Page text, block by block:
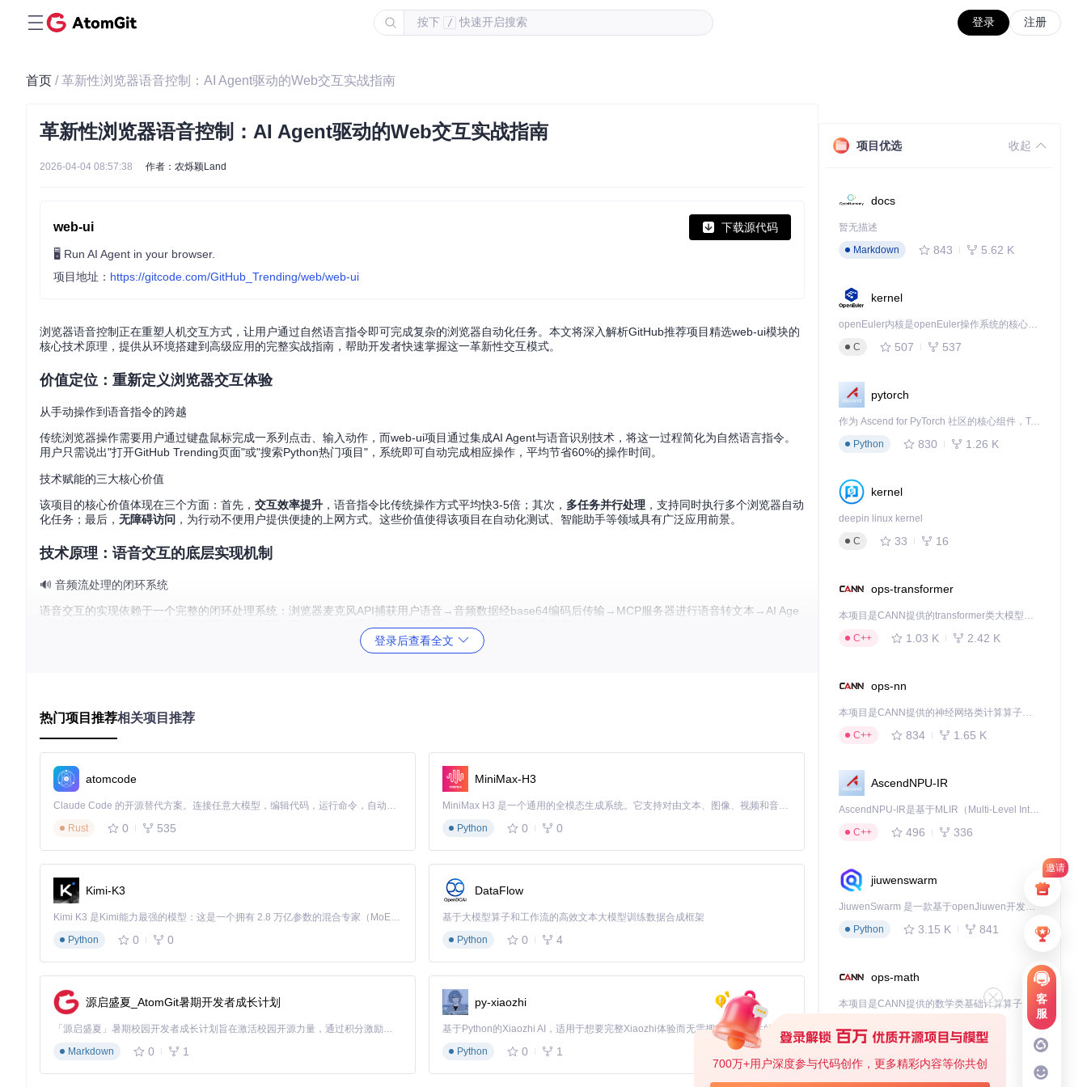
按下 / 快速开启搜索 登录 注册
邀请
客
服
700万+用户深度参与代码创作，更多精彩内容等你共创
首页 / 革新性浏览器语音控制：AI Agent驱动的Web交互实战指南
革新性浏览器语音控制：AI Agent驱动的Web交互实战指南
2026-04-04 08:57:38 作者：农烁颖Land
web-ui 下载源代码
🖥️ Run AI Agent in your browser.
项目地址： https://gitcode.com/GitHub_Trending/web/web-ui
浏览器语音控制正在重塑人机交互方式，让用户通过自然语言指令即可完成复杂的浏览器自动化任务。本文将深入解析GitHub推荐项目精选web-ui模块的
核心技术原理，提供从环境搭建到高级应用的完整实战指南，帮助开发者快速掌握这一革新性交互模式。
价值定位：重新定义浏览器交互体验
从手动操作到语音指令的跨越
传统浏览器操作需要用户通过键盘鼠标完成一系列点击、输入动作，而web-ui项目通过集成AI Agent与语音识别技术，将这一过程简化为自然语言指令。
用户只需说出"打开GitHub Trending页面"或"搜索Python热门项目"，系统即可自动完成相应操作，平均节省60%的操作时间。
技术赋能的三大核心价值
该项目的核心价值体现在三个方面：首先， 交互效率提升 ，语音指令比传统操作方式平均快3-5倍；其次， 多任务并行处理 ，支持同时执行多个浏览器自动
化任务；最后， 无障碍访问 ，为行动不便用户提供便捷的上网方式。这些价值使得该项目在自动化测试、智能助手等领域具有广泛应用前景。
技术原理：语音交互的底层实现机制
🔊 音频流处理的闭环系统
语音交互的实现依赖于一个完整的闭环处理系统：浏览器麦克风API捕获用户语音→音频数据经base64编码后传输→MCP服务器进行语音转文本→AI Age
nt解析指令并生成操作序列→浏览器执行并返回结果。这一过程通过异步编程实现，确保实时性和响应速度。
WebUI管理器：位于[src/webui/webui_manager.py]，协调前端界面与后端逻辑
MCP客户端
以下是BrowserUseAgent的核心异步执行逻辑：
@time_execution_async("--run (agent)"
, on_step_end=
# 信号处理确保安全退出
    signal_handler = SignalHandler(loop=asyncio.get_event_loop(),
                                  pause_callback=
                                  resume_callback=
    signal_handler.register()
while self.state.running and self.step_count < max_steps:
# 状态检查与钩子函数调用
# 执行单步任务
await self._execute_step()
登录后查看全文
热门项目推荐相关项目推荐
atomcode
Claude Code 的开源替代方案。连接任意大模型，编辑代码，运行命令，自动验证 — 全自动执行。用 Rust 构建，极致性能。 ｜ An open-source alternative to Claude Code. Connect any LLM, edit code, run commands, and verify changes — autonomously. Built in Rust for speed. Get Started
Rust
0 535
MiniMax-H3
MiniMax H3 是一个通用的全模态生成系统。它支持对由文本、图像、视频和音频组成的多模态上下文进行统一理解，并能生成分辨率高达 2K、时长可达 15 秒的带原生立体声音频的视频。得益于面向任务泛化的系统设计，H3 在预训练阶段就已具备广泛的多模态上下文理解与生成能力，能够出色地执行复杂的多模态指令。
Python
0 0
Kimi-K3
Kimi K3 是Kimi能力最强的模型：这是一个拥有 2.8 万亿参数的混合专家（MoE）模型，具备原生视觉理解能力，并支持 100 万 token 的上下文窗口。
Python
0 0
DataFlow
基于大模型算子和工作流的高效文本大模型训练数据合成框架
Python
0 4
源启盛夏_AtomGit暑期开发者成长计划
「源启盛夏」暑期校园开发者成长计划旨在激活校园开源力量，通过积分激励、认证扶持、资源倾斜等形式，引导高校组织和开发者完成「入驻 — 建项目 — 做贡献 — 获认证 — 得资源」的完整闭环。无论你是想带领社团入驻平台的组织者，还是希望用代码贡献证明自己的开发者，都能在这里找到属于你的成长路径。
Markdown
0 1
py-xiaozhi
基于Python的Xiaozhi AI，适用于想要完整Xiaozhi体验而无需拥有专用硬件的用户。
Python
0 1
项目优选 收起
docs
暂无描述
Markdown
843 5.62 K
kernel
openEuler内核是openEuler操作系统的核心，既是系统性能与稳定性的基石，也是连接处理器、设备与服务的桥梁。
C
507 537
pytorch
作为 Ascend for PyTorch 社区的核心组件，TorchNPU 是昇腾专为 PyTorch 打造的深度学习适配插件，使 PyTorch 框架能够直接调用昇腾 NPU，为开发者提供昇腾 AI 处理器的超强算力。
Python
830 1.26 K
kernel
deepin linux kernel
C
33 16
ops-transformer
本项目是CANN提供的transformer类大模型算子库，实现网络在NPU上加速计算。
C++
1.03 K 2.42 K
ops-nn
本项目是CANN提供的神经网络类计算算子库，实现网络在NPU上加速计算。
C++
834 1.65 K
AscendNPU-IR
AscendNPU-IR是基于MLIR（Multi-Level Intermediate Representation）构建的，面向昇腾亲和算子编译时使用的中间表示，提供昇腾完备表达能力，通过编译优化提升昇腾AI处理器计算效率，支持通过生态框架使能昇腾AI处理器与深度调优
C++
496 336
jiuwenswarm
JiuwenSwarm 是一款基于openJiuwen开发的智能AI Agent，它能够将大语言模型的强大能力，通过你日常使用的各类通讯应用，直接延伸至你的指尖。
Python
3.15 K 841
ops-math
C++
deveco-code